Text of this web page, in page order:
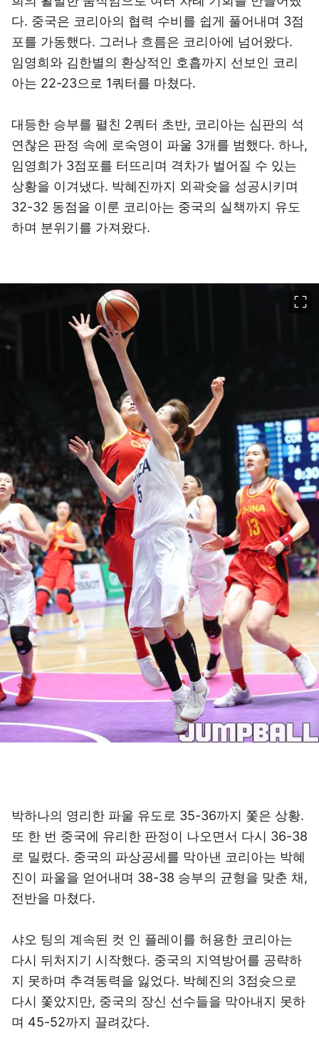
다. 중국은 코리아의 협력 수비를 쉽게 풀어내며 3점
포를 가동했다. 그러나 흐름은 코리아에 넘어왔다.
임영희와 김한별의 환상적인 호흡까지 선보인 코리
아는 22-23으로 1쿼터를 마쳤다.
대등한 승부를 펼친 2쿼터 초반, 코리아는 심판의 석
연찮은 판정 속에 로숙영이 파울 3개를 범했다. 하나,
임영희가 3점포를 터뜨리며 격차가 벌어질 수 있는
상황을 이겨냈다. 박혜진까지 외곽슛을 성공시키며
32-32 동점을 이룬 코리아는 중국의 실책까지 유도
하며 분위기를 가져왔다.
박하나의 영리한 파울 유도로 35-36까지 쫓은 상황.
또 한 번 중국에 유리한 판정이 나오면서 다시 36-38
로 밀렸다. 중국의 파상공세를 막아낸 코리아는 박혜
진이 파울을 얻어내며 38-38 승부의 균형을 맞춘 채,
전반을 마쳤다.
샤오 팅의 계속된 컷 인 플레이를 허용한 코리아는
다시 뒤처지기 시작했다. 중국의 지역방어를 공략하
지 못하며 추격동력을 잃었다. 박혜진의 3점슛으로
다시 쫓았지만, 중국의 장신 선수들을 막아내지 못하
며 45-52까지 끌려갔다.